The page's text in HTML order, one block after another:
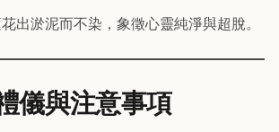
出淤泥而不染，象徵心靈純淨與超脫。
儀與注意事項